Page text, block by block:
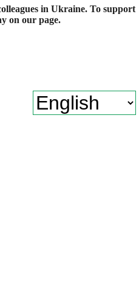
in Ukraine. To support
on our page.